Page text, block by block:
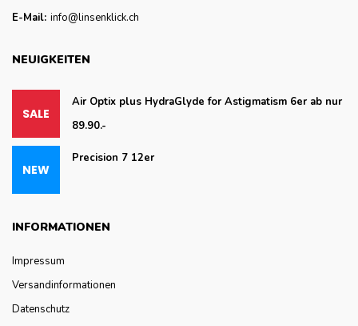
E-Mail: info@linsenklick.ch
NEUIGKEITEN
Air Optix plus HydraGlyde for Astigmatism 6er ab nur
89.90.-
Precision 7 12er
INFORMATIONEN
Impressum
Versandinformationen
Datenschutz